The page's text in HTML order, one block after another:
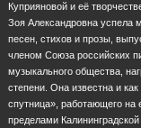
Куприяновой и её
Зоя Александровна успела
песен, стихов и прозы,
членом Союза российских
музыкального общества,
степени. Она известна и
спутница», работающего на
пределами